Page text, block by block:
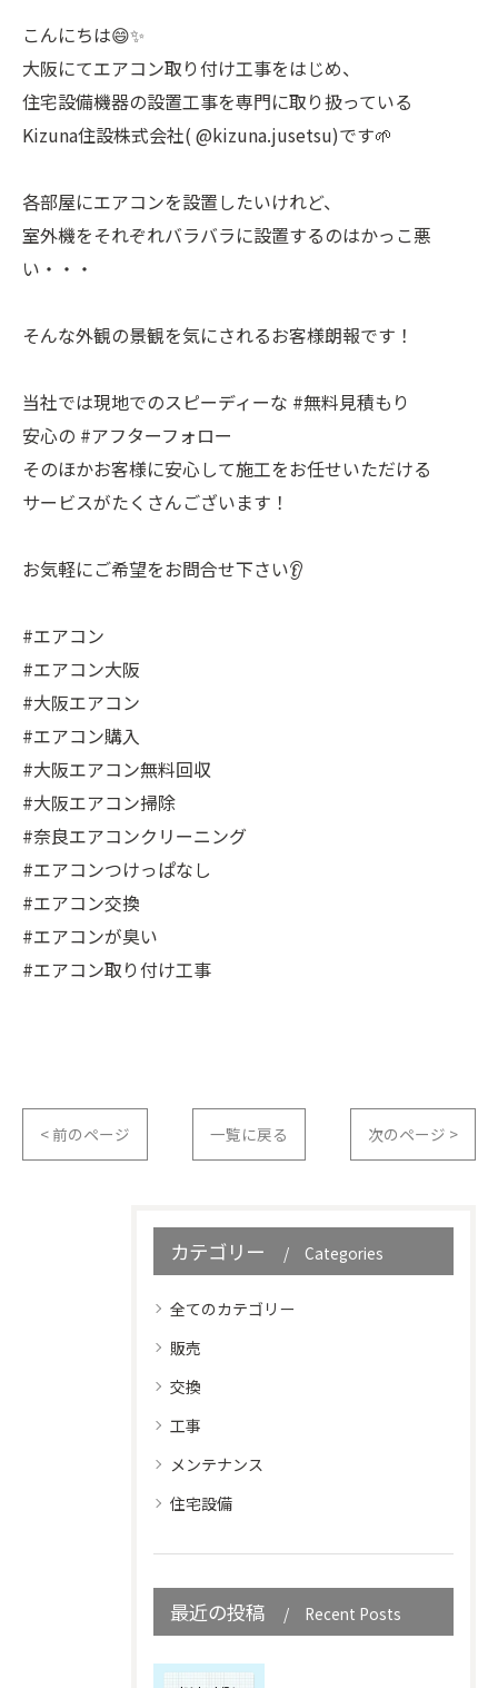
こんにちは😄✨
大阪にてエアコン取り付け工事をはじめ、
住宅設備機器の設置工事を専門に取り扱っている
Kizuna住設株式会社( @kizuna.jusetsu)です🌱
各部屋にエアコンを設置したいけれど、
室外機をそれぞれバラバラに設置するのはかっこ悪
い・・・
そんな外観の景観を気にされるお客様朗報です！
当社では現地でのスピーディーな #無料見積もり
安心の #アフターフォロー
そのほかお客様に安心して施工をお任せいただける
サービスがたくさんございます！
お気軽にご希望をお問合せ下さい👂
#エアコン
#エアコン大阪
#大阪エアコン
#エアコン購入
#大阪エアコン無料回収
#大阪エアコン掃除
#奈良エアコンクリーニング
#エアコンつけっぱなし
#エアコン交換
#エアコンが臭い
#エアコン取り付け工事
< 前のページ 一覧に戻る 次のページ >
カテゴリー Categories
全てのカテゴリー
販売
交換
工事
メンテナンス
住宅設備
最近の投稿 Recent Posts